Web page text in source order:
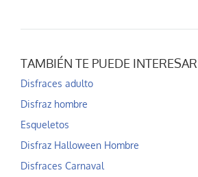
TAMBIÉN TE PUEDE INTERESAR
Disfraces adulto
Disfraz hombre
Esqueletos
Disfraz Halloween Hombre
Disfraces Carnaval